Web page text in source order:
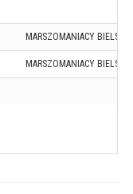
MARSZOMANIACY BIELSK
MARSZOMANIACY BIELSK